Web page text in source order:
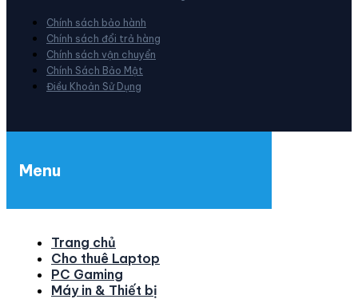
Chính sách bảo hành
Chính sách đổi trả hàng
Chính sách vận chuyển
Chính Sách Bảo Mật
Điều Khoản Sử Dụng
Menu
Trang chủ
Cho thuê Laptop
PC Gaming
Máy in & Thiết bị